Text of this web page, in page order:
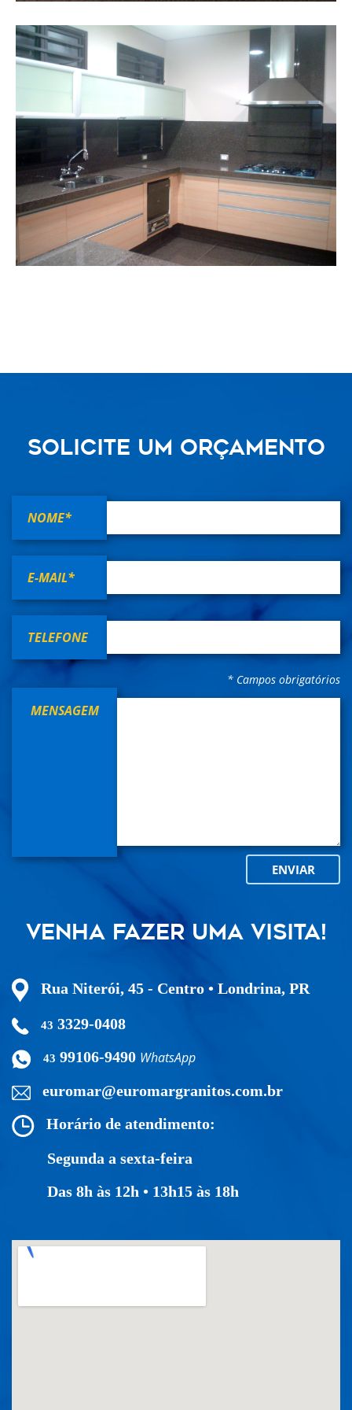
solicite um orçamento
NOME*
E-MAIL*
TELEFONE
* Campos obrigatórios
MENSAGEM
ENVIAR
Venha fazer uma visita!
Rua Niterói, 45 - Centro • Londrina, PR
43 3329-0408
43 99106-9490 WhatsApp
euromar@euromargranitos.com.br
Horário de atendimento:
Segunda a sexta-feira
Das 8h às 12h • 13h15 às 18h